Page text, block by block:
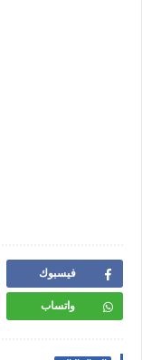
فيسبوك
واتساب